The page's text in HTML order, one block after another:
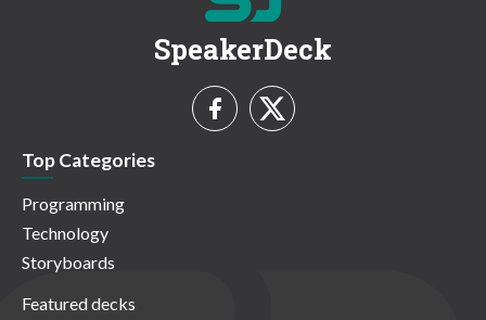
SpeakerDeck
Top Categories
Programming
Technology
Storyboards
Featured decks